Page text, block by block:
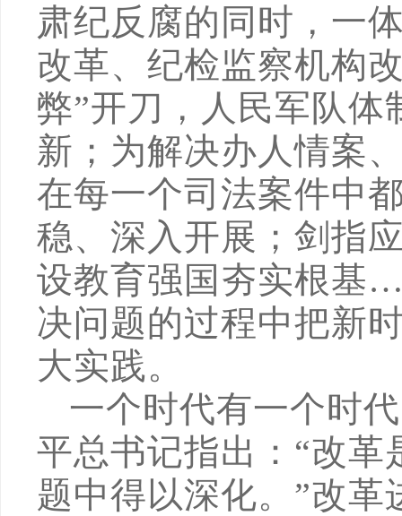
肃纪反腐的同时，一
改革、纪检监察机构
弊”开刀，人民军队
新；为解决办人情案
在每一个司法案件中
稳、深入开展；剑指
设教育强国夯实根基
决问题的过程中把新
大实践。
一个时代有一个时
平总书记指出：“改
题中得以深化。”改